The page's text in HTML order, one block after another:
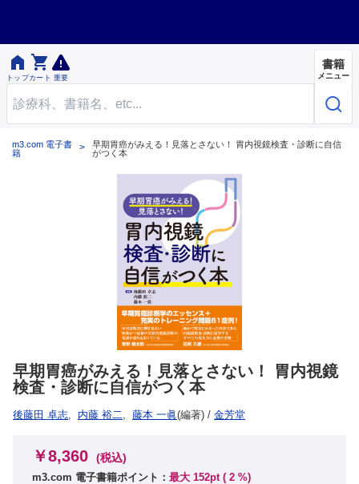

トップ

カート 重要
書籍
メニュー
m3.com 電子書
籍
早期胃癌がみえる！見落とさない！ 胃内視鏡検査・診断に自信
がつく本
早期胃癌がみえる！見落とさない！ 胃内視鏡
検査・診断に自信がつく本
後藤田 卓志, 内藤 裕二, 藤本 一眞(編著) / 金芳堂
￥8,360 (税込)
m3.com 電子書籍ポイント： 最大 152pt ( 2 %)